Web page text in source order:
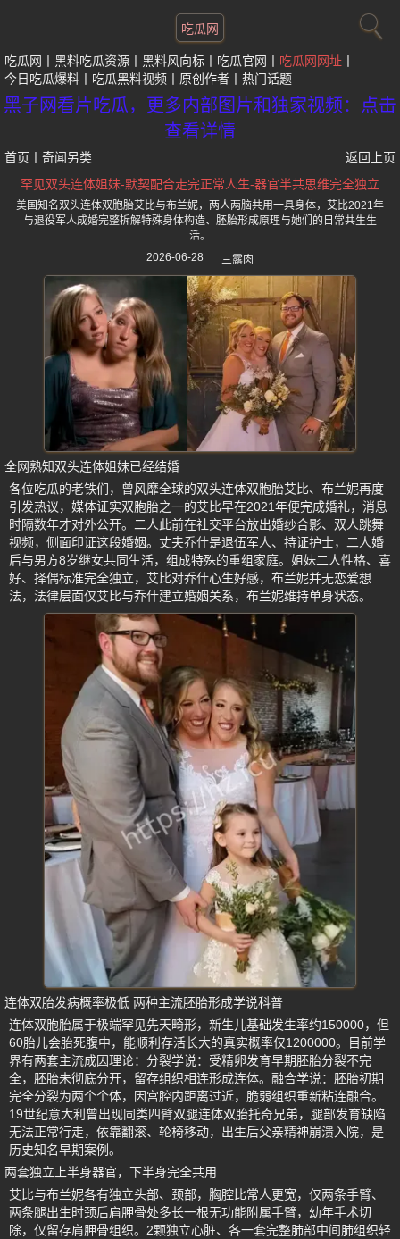
吃瓜网
吃瓜网 黑料吃瓜资源 黑料风向标 吃瓜官网
吃瓜网网址
今日吃瓜爆料
吃瓜黑料视频 原创作者 热门话题
黑子网看片吃瓜，更多内部图片和独家视频：点击
查看详情
首页 奇闻另类
返回上页
罕见双头连体姐妹-默契配合走完正常人生-器官半共思维完全独立
美国知名双头连体双胞胎艾比与布兰妮，两人两脑共用一具身体，艾比2021年
与退役军人成婚完整拆解特殊身体构造、胚胎形成原理与她们的日常共生生
活。
2026-06-28
三露肉
全网熟知双头连体姐妹已经结婚
各位吃瓜的老铁们，曾风靡全球的双头连体双胞胎艾比、布兰妮再度
引发热议，媒体证实双胞胎之一的艾比早在2021年便完成婚礼，消息
时隔数年才对外公开。二人此前在社交平台放出婚纱合影、双人跳舞
视频，侧面印证这段婚姻。丈夫乔什是退伍军人、持证护士，二人婚
后与男方8岁继女共同生活，组成特殊的重组家庭。姐妹二人性格、喜
好、择偶标准完全独立，艾比对乔什心生好感，布兰妮并无恋爱想
法，法律层面仅艾比与乔什建立婚姻关系，布兰妮维持单身状态。
连体双胎发病概率极低 两种主流胚胎形成学说科普
连体双胞胎属于极端罕见先天畸形，新生儿基础发生率约150000，但
60胎儿会胎死腹中，能顺利存活长大的真实概率仅1200000。目前学
界有两套主流成因理论：分裂学说：受精卵发育早期胚胎分裂不完
全，胚胎未彻底分开，留存组织相连形成连体。融合学说：胚胎初期
完全分裂为两个个体，因宫腔内距离过近，脆弱组织重新粘连融合。
19世纪意大利曾出现同类四臂双腿连体双胎托奇兄弟，腿部发育缺陷
无法正常行走，依靠翻滚、轮椅移动，出生后父亲精神崩溃入院，是
历史知名早期案例。
两套独立上半身器官，下半身完全共用
艾比与布兰妮各有独立头部、颈部，胸腔比常人更宽，仅两条手臂、
两条腿出生时颈后肩胛骨处多长一根无功能附属手臂，幼年手术切
除，仅留存肩胛骨组织。2颗独立心脏、各一套完整肺部中间肺组织轻